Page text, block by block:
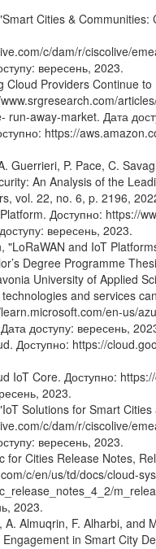
Cities & Communities:
c/dam/r/ciscolive/
вересень, 2023.
Cloud Providers Continue
run-away-market. Дата
https://
Guerrieri, P. Pace, C.
An Analysis of the
vol. 22, no. 6, p. 2196,
Доступно: https://
вересень, 2023.
"LoRaWAN and IoT
Degree Programme
University of Applied
and services
en-us/
доступу: вересень,
Доступно: https://
IoT Core. Доступно:
2023.
Solutions for Smart
c/dam/r/ciscolive/
вересень, 2023.
for Cities Release Notes,
c/en/us/td/docs/cloud-
2023.
A. Almuqrin, F. Alharbi, and
in Smart City